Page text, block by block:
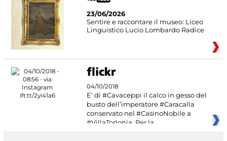
23/06/2026
Sentire e raccontare il museo: Liceo
Linguistico Lucio Lombardo Radice
04/10/2018
E' di #Cavaceppi il calco in gesso del
busto dell’imperatore #Caracalla
conservato nel #CasinoNobile a
#VillaTorlonia. Per la